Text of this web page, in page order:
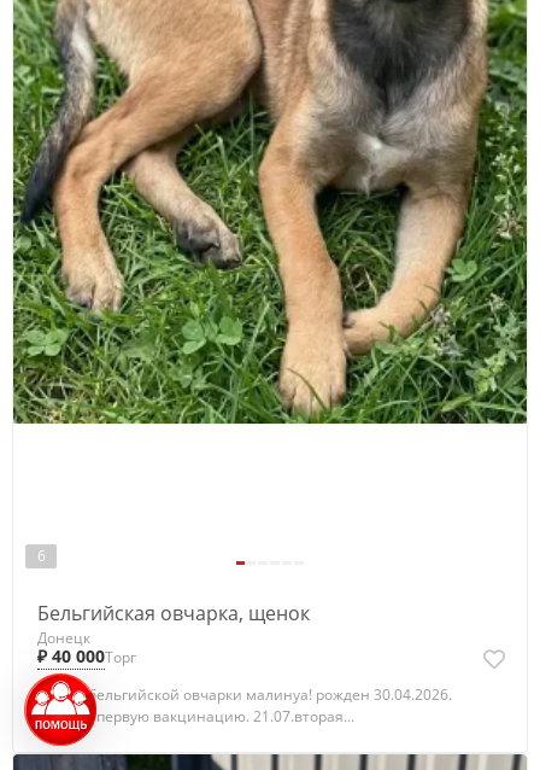
6
Бельгийская овчарка, щенок
Донецк
₽ 40 000Торг
щенок бельгийской овчарки малинуа! рожден 30.04.2026.
прошел первую вакцинацию. 21.07.вторая...